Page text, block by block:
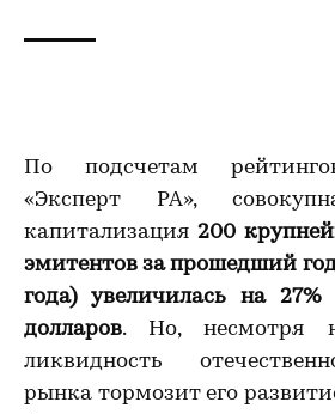
По подсчетам
«Эксперт РА»,
капитализация 200
эмитентов за прошедший год
года) увеличилась на
долларов. Но, несмотря
ликвидность
рынка тормозит его